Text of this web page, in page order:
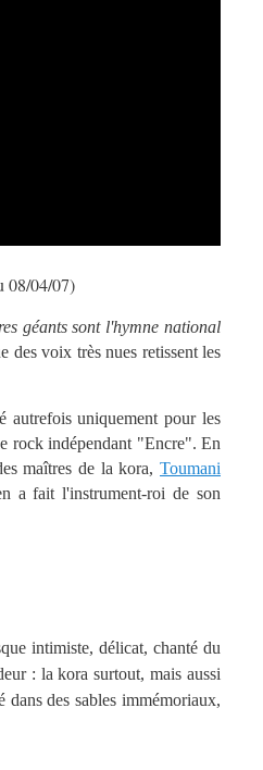
08/04/07)
géants sont l'hymne national
des voix très nues retissent les
autrefois uniquement pour les
rock indépendant "Encre". En
maîtres de la kora, Toumani
a fait l'instrument-roi de son
intimiste, délicat, chanté du
: la kora surtout, mais aussi
dans des sables immémoriaux,